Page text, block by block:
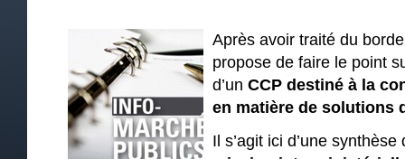
Après avoir traité du
propose de faire le point
d’un CCP destiné à la
en matière de solutions
Il s’agit ici d’une